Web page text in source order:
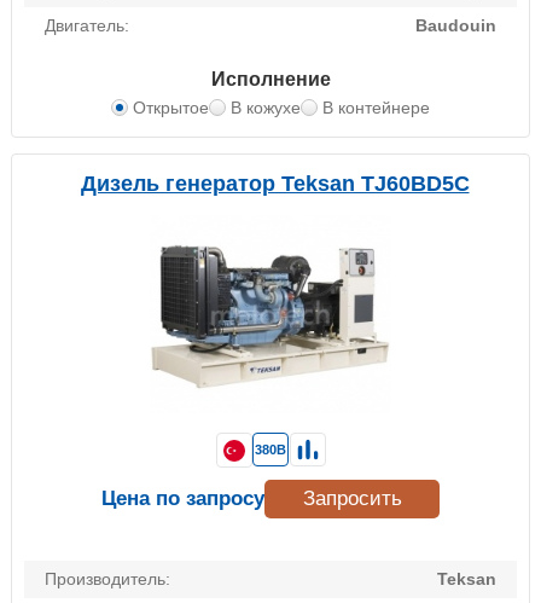
Двигатель:
Baudouin
Исполнение
Открытое В кожухе В контейнере
Дизель генератор Teksan TJ60BD5C
Производитель:
Teksan
380В
Цена по запросу Запросить